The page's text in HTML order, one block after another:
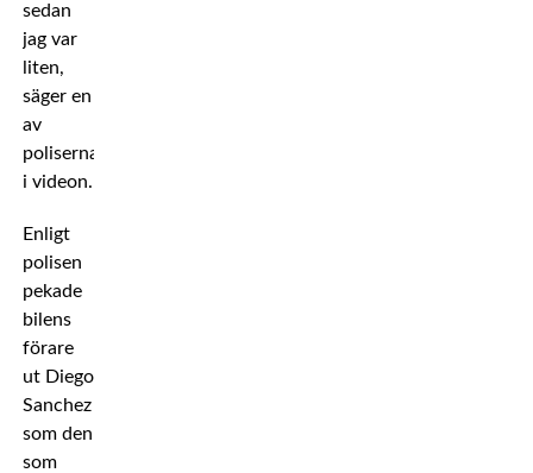
sedan
jag var
liten,
säger en
av
poliserna
i videon.
Enligt
polisen
pekade
bilens
förare
ut Diego
Sanchez
som den
som